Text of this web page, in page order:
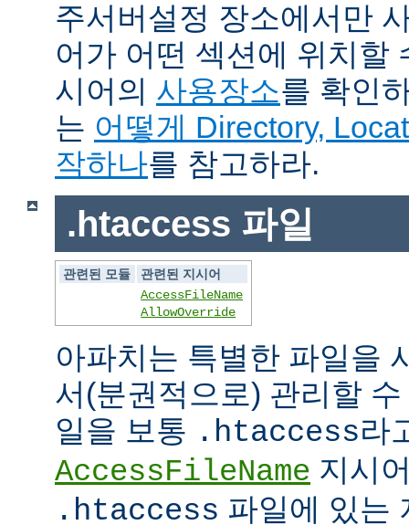
주서버설정 장소에서만
어가 어떤 섹션에 위치할
시어의 사용장소를 확인
는 어떻게 Directory,
작하나를 참고하라.
.htaccess 파일
관련된 모듈
관련된 지시어
AccessFileName
AllowOverride
아파치는 특별한 파일을
서(분권적으로) 관리할
일을 보통 .htaccess라
AccessFileName 지시
.htaccess 파일에 있는